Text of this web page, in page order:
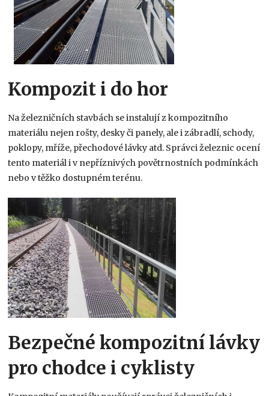
Kompozit i do hor
Na železničních stavbách se instalují z kompozitního
materiálu nejen rošty, desky či panely, ale i zábradlí, schody,
poklopy, mříže, přechodové lávky atd. Správci železnic ocení
tento materiál i v nepříznivých povětrnostních podmínkách
nebo v těžko dostupném terénu.
Bezpečné kompozitní lávky
pro chodce i cyklisty